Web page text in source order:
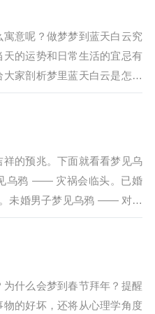
意呢？做梦梦到蓝天白云究
的运势和日常生活的宜忌有
家剖析梦里蓝天白云是怎么
期的学习成绩会有所进步，
的预兆。下面就看看梦见乌
乌鸦 —— 灾祸会临头。已婚
未婚男子梦见乌鸦 —— 对未
乌鸦 —— 意味着要嫁给身体
什么会梦到春节拜年？提醒
的好坏，还将从心理学角度